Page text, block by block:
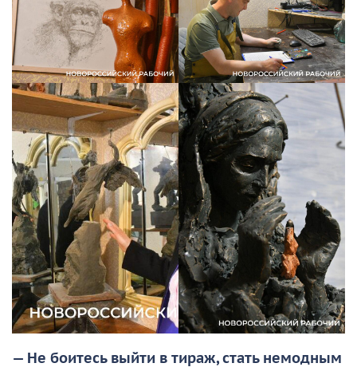
— Не боитесь выйти в тираж, стать немодным